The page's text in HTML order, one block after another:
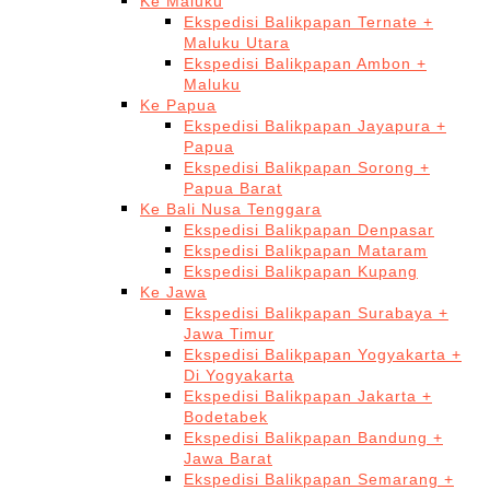
Ekspedisi Balikpapan Ternate +
Maluku Utara
Ekspedisi Balikpapan Ambon +
Maluku
Ke Papua
Ekspedisi Balikpapan Jayapura +
Papua
Ekspedisi Balikpapan Sorong +
Papua Barat
Ke Bali Nusa Tenggara
Ekspedisi Balikpapan Denpasar
Ekspedisi Balikpapan Mataram
Ekspedisi Balikpapan Kupang
Ke Jawa
Ekspedisi Balikpapan Surabaya +
Jawa Timur
Ekspedisi Balikpapan Yogyakarta +
Di Yogyakarta
Ekspedisi Balikpapan Jakarta +
Bodetabek
Ekspedisi Balikpapan Bandung +
Jawa Barat
Ekspedisi Balikpapan Semarang +